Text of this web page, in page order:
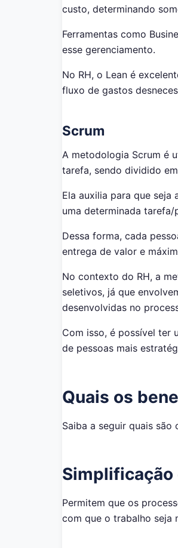
custo, determinando
Ferramentas como
esse gerenciamento.
No RH, o Lean é
fluxo de gastos
Scrum
A metodologia Scrum é
tarefa, sendo dividido
Ela auxilia para que seja
uma determinada tarefa/
Dessa forma, cada
entrega de valor e
No contexto do RH, a
seletivos, já que
desenvolvidas no
Com isso, é possível ter
de pessoas mais
Quais os
Saiba a seguir quais
Simplificação
Permitem que os
com que o trabalho seja